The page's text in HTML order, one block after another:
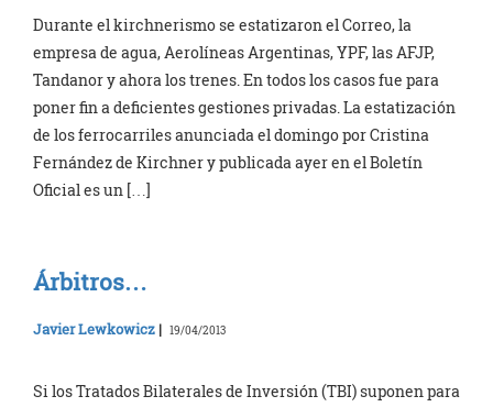
Durante el kirchnerismo se estatizaron el Correo, la
empresa de agua, Aerolíneas Argentinas, YPF, las AFJP,
Tandanor y ahora los trenes. En todos los casos fue para
poner fin a deficientes gestiones privadas. La estatización
de los ferrocarriles anunciada el domingo por Cristina
Fernández de Kirchner y publicada ayer en el Boletín
Oficial es un […]
Árbitros…
Javier Lewkowicz | 19/04/2013
Si los Tratados Bilaterales de Inversión (TBI) suponen para